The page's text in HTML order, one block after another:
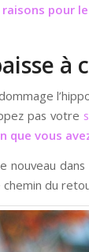
raisons pour
à
pas votre
que vous
nouveau
du